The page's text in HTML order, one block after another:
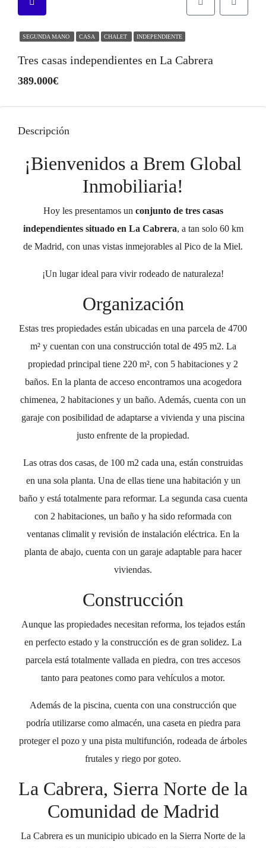
SEGUNDA MANO CASA CHALET INDEPENDIENTE
Tres casas independientes en La Cabrera
389.000€
Descripción
¡Bienvenidos a Brem Global
Inmobiliaria!
Hoy les presentamos un conjunto de tres casas
independientes situado en La Cabrera, a tan solo 60 km
de Madrid, con unas vistas inmejorables al Pico de la Miel.
¡Un lugar ideal para vivir rodeado de naturaleza!
Organización
Estas tres propiedades están ubicadas en una parcela de 4700
m² y cuentan con una construcción total de 495 m2. La
propiedad principal tiene 220 m², con 5 habitaciones y 2
baños. En la planta de acceso encontramos una acogedora
chimenea, 2 habitaciones y un baño. Además, cuenta con un
garaje con posibilidad de adaptarse a vivienda y una piscina
justo enfrente de la propiedad.
Las otras dos casas, de 100 m2 cada una, están construidas
en una sola planta. Una de ellas tiene una habitación y un
baño y está totalmente para reformar. La segunda casa cuenta
con 2 habitaciones, un baño y ha sido reformada con
ventanas climalit y revisión de instalación eléctrica. En la
planta de abajo, cuenta con un garaje adaptable para hacer
viviendas.
Construcción
Aunque las propiedades necesitan reforma, los tejados están
en perfecto estado y la construcción es de gran solidez. La
parcela está totalmente vallada en piedra, con tres accesos
tanto para peatones como para vehículos a motor.
Además de la piscina, cuenta con una construcción que
podría utilizarse como almacén, una caseta en piedra para
proteger el pozo y una pista multifunción, rodeada de árboles
frutales y riego por goteo.
La Cabrera, Sierra Norte de la
Comunidad de Madrid
La Cabrera es un municipio ubicado en la Sierra Norte de la